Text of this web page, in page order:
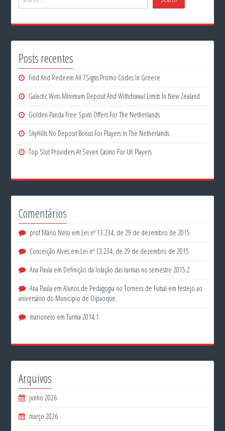
Posts recentes
Find And Redeem All 7Signs Promo Codes In Greece
Galactic Wins Minimum Deposit And Withdrawal Limits In New Zealand
Golden Panda Free Spins Offers For The Netherlands
SkyHills No Deposit Bonus For Players In The Netherlands
Top Slot Providers At Seven Casino For UK Players
Comentários
prof Mário Neto em Lei nº 13.234, de 29 de dezembro de 2015
Conceição Alves em Lei nº 13.234, de 29 de dezembro de 2015
Ana Paula em Definição da lotação das turmas no semestre 2015.2
Ana Paula emAlunos de Pedagogia no Torneio de Futsal em festejo ao
aniversário do Municipio de Oipaoque.
marioneto emTurma 2014.1
Arquivos
junho 2026
março 2026